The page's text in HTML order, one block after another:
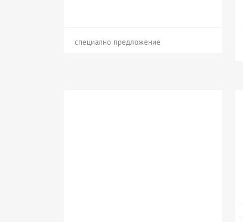
специално предложение